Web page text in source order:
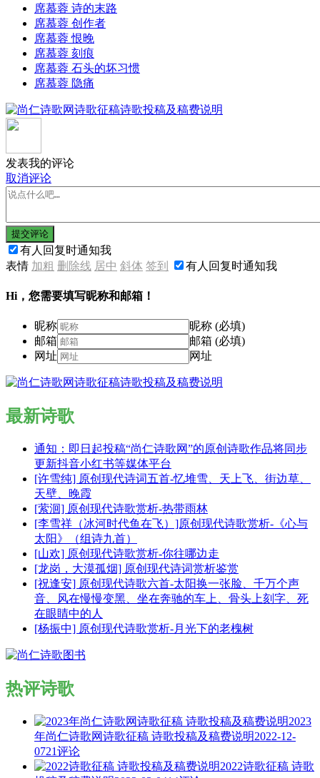
席慕蓉 诗的末路
席慕蓉 创作者
席慕蓉 恨晚
席慕蓉 刻痕
席慕蓉 石头的坏习惯
席慕蓉 隐痛
发表我的评论
取消评论
提交评论
有人回复时通知我
表情 加粗 删除线 居中 斜体 签到 有人回复时通知我
Hi，您需要填写昵称和邮箱！
昵称
昵称 (必填)
邮箱
邮箱 (必填)
网址
网址
最新诗歌
通知：即日起投稿“尚仁诗歌网”的原创诗歌作品将同步
更新抖音小红书等媒体平台
[许雪纯] 原创现代诗词五首-忆堆雪、天上飞、街边草、
天壁、晚霞
[萦洄] 原创现代诗歌赏析-热带雨林
[李雪祥（冰河时代鱼在飞）]原创现代诗歌赏析-《心与
太阳》（组诗九首）
[山欢] 原创现代诗歌赏析-你往哪边走
[龙岗，大漠孤烟] 原创现代诗词赏析鉴赏
[祝逢安] 原创现代诗歌六首-太阳换一张脸、千万个声
音、风在慢慢变黑、坐在奔驰的车上、骨头上刻字、死
在眼睛中的人
[杨振中] 原创现代诗歌赏析-月光下的老槐树
热评诗歌
2023
年尚仁诗歌网诗歌征稿 诗歌投稿及稿费说明2022-12-
0721评论
2022诗歌征稿 诗歌